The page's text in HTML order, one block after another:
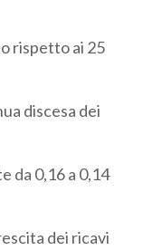
rispetto ai 25
discesa dei
da 0,16 a 0,14
dei ricavi